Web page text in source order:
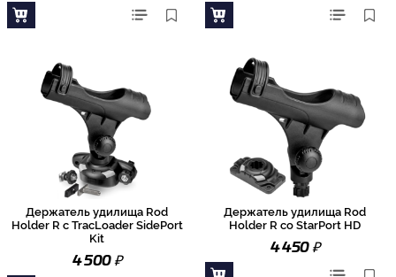
Держатель удилища Rod
Holder R с TracLoader SidePort
Kit
4 500₽
Держатель удилища Rod
Holder R со StarPort HD
4 450₽